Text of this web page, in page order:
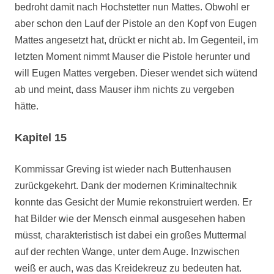
bedroht damit nach Hochstetter nun Mattes. Obwohl er
aber schon den Lauf der Pistole an den Kopf von Eugen
Mattes angesetzt hat, drückt er nicht ab. Im Gegenteil, im
letzten Moment nimmt Mauser die Pistole herunter und
will Eugen Mattes vergeben. Dieser wendet sich wütend
ab und meint, dass Mauser ihm nichts zu vergeben
hätte.
Kapitel 15
Kommissar Greving ist wieder nach Buttenhausen
zurückgekehrt. Dank der modernen Kriminaltechnik
konnte das Gesicht der Mumie rekonstruiert werden. Er
hat Bilder wie der Mensch einmal ausgesehen haben
müsst, charakteristisch ist dabei ein großes Muttermal
auf der rechten Wange, unter dem Auge. Inzwischen
weiß er auch, was das Kreidekreuz zu bedeuten hat.